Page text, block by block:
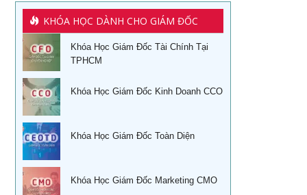
Khóa học kỹ năng làm việc hiệu quả tại hà nội
Khóa học phân tích báo cáo tài chính
Đào tạo nghiệp vụ quản lý kho
Khoá học Sử dụng KPIs đánh giá hiệu quả công việc
Xây dựng, quản lý & phát triển kênh phân phối dành cho
CEO
Xây dựng, quản lý và phát triển cửa hàng của doanh
nghiệp
Học tài chính dành cho lãnh đạo
Học quản lý tài chính dành cho các nhà quản trị không
Kỹ năng bán hàng qua điện thoại
Quản trị cuộc đời – Ts. Lê Thẩm Dương
Khóa học quản trị và thu hồi công nợ TPHCM
Học kỹ năng phỏng vấn tuyển dụng tại Tphcm
KHÓA HỌC DÀNH CHO GIÁM ĐỐC
Khóa Học Giám Đốc Tài Chính Tại
TPHCM
Khóa Học Giám Đốc Kinh Doanh CCO
Khóa Học Giám Đốc Toàn Diện
Khóa Học Giám Đốc Marketing CMO